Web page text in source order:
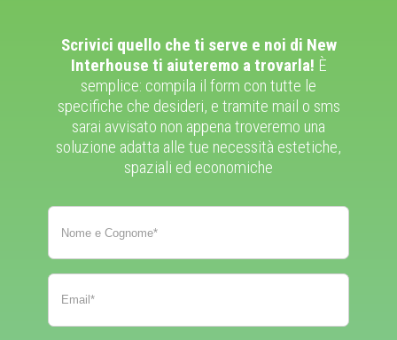
Scrivici quello che ti serve e noi di New
Interhouse ti aiuteremo a trovarla! È
semplice: compila il form con tutte le
specifiche che desideri, e tramite mail o sms
sarai avvisato non appena troveremo una
soluzione adatta alle tue necessità estetiche,
spaziali ed economiche